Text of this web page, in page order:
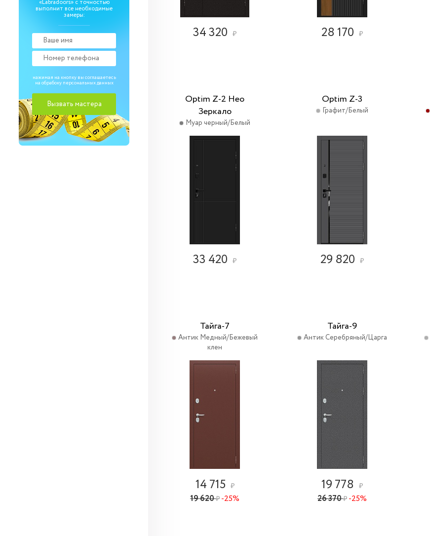
«Labradoors» с точностью
выполнит все необходимые
замеры:
нажимая на кнопку вы соглашаетесь
на обрабоку персональных данных
34 320 ₽ 28 170 ₽
Optim Z-2 Нео
Зеркало
Муар черный/Белый
33 420 ₽
Optim Z-3
Графит/Белый
29 820 ₽
Тайга-7
Антик Медный/Бежевый
клен
14 715 ₽
19 620₽ -25%
Тайга-9
Антик Серебряный/Царга
19 778 ₽
26 370₽ -25%